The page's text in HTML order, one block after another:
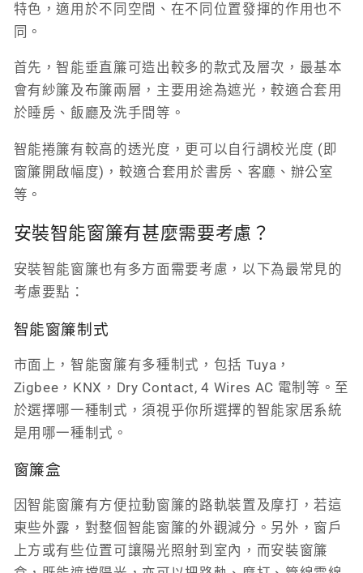
特色，適用於不同空間、在不同位置發揮的作用也不
同。
首先，智能垂直簾可造出較多的款式及層次，最基本
會有紗簾及布簾兩層，主要用途為遮光，較適合套用
於睡房、飯廳及洗手間等。
智能捲簾有較高的透光度，更可以自行調校光度 (即
窗簾開啟幅度)，較適合套用於書房、客廳、辦公室
等。
安裝智能窗簾有甚麼需要考慮？
安裝智能窗簾也有多方面需要考慮，以下為最常見的
考慮要點：
智能窗簾制式
市面上，智能窗簾有多種制式，包括 Tuya，
Zigbee，KNX，Dry Contact, 4 Wires AC 電制等。至
於選擇哪一種制式，須視乎你所選擇的智能家居系統
是用哪一種制式。
窗簾盒
因智能窗簾有方便拉動窗簾的路軌裝置及摩打，若這
東些外露，對整個智能窗簾的外觀減分。另外，窗戶
上方或有些位置可讓陽光照射到室內，而安裝窗簾